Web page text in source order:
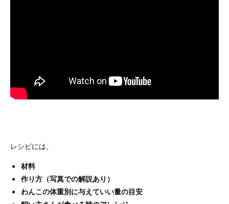
レシピには、
材料
作り方（写真での解説あり）
わんこの体重別に与えていい量の目安